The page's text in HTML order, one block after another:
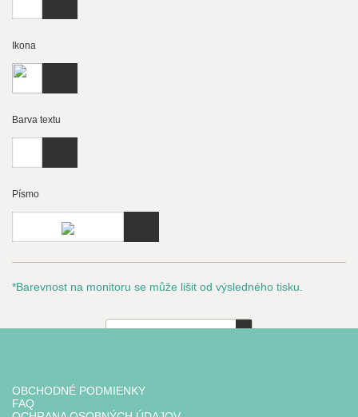
Ikona
Barva textu
Písmo
*Barevnost na monitoru se může lišit od výsledného tisku.
OBCHODNÉ PODMIENKY
FAQ